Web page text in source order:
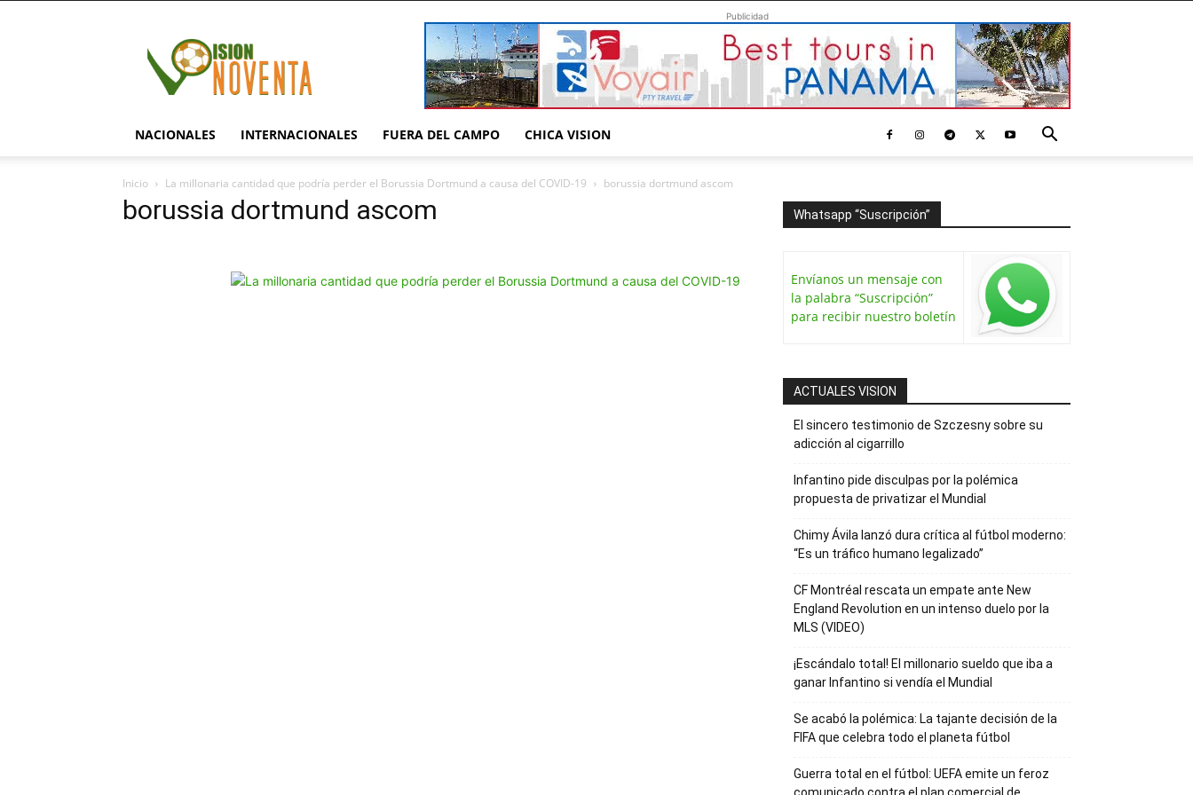
Publicidad
NACIONALES INTERNACIONALES FUERA DEL CAMPO CHICA VISION
Inicio La millonaria cantidad que podría perder el Borussia Dortmund a causa del COVID-19 borussia dortmund ascom
borussia dortmund ascom Whatsapp “Suscripción”
Envíanos un mensaje con
la palabra “Suscripción”
para recibir nuestro boletín
ACTUALES VISION
El sincero testimonio de Szczesny sobre su
adicción al cigarrillo
Infantino pide disculpas por la polémica
propuesta de privatizar el Mundial
Chimy Ávila lanzó dura crítica al fútbol moderno:
“Es un tráfico humano legalizado”
CF Montréal rescata un empate ante New
England Revolution en un intenso duelo por la
MLS (VIDEO)
¡Escándalo total! El millonario sueldo que iba a
ganar Infantino si vendía el Mundial
Se acabó la polémica: La tajante decisión de la
FIFA que celebra todo el planeta fútbol
Guerra total en el fútbol: UEFA emite un feroz